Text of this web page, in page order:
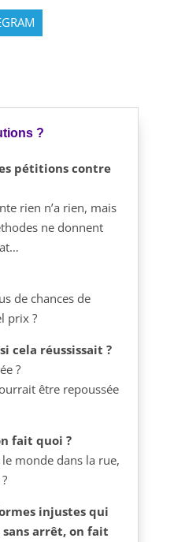
?
pétitions contre
rien n’a rien, mais
ne donnent
de chances de
prix ?
cela réussissait ?
?
être repoussée
fait quoi ?
monde dans la rue,
injustes qui
arrêt, on fait